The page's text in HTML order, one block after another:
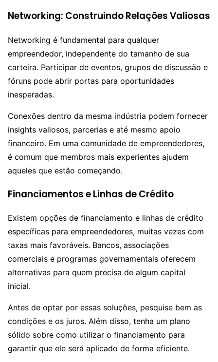
Networking: Construindo Relações Valiosas
Networking é fundamental para qualquer
empreendedor, independente do tamanho de sua
carteira. Participar de eventos, grupos de discussão e
fóruns pode abrir portas para oportunidades
inesperadas.
Conexões dentro da mesma indústria podem fornecer
insights valiosos, parcerias e até mesmo apoio
financeiro. Em uma comunidade de empreendedores,
é comum que membros mais experientes ajudem
aqueles que estão começando.
Financiamentos e Linhas de Crédito
Existem opções de financiamento e linhas de crédito
específicas para empreendedores, muitas vezes com
taxas mais favoráveis. Bancos, associações
comerciais e programas governamentais oferecem
alternativas para quem precisa de algum capital
inicial.
Antes de optar por essas soluções, pesquise bem as
condições e os juros. Além disso, tenha um plano
sólido sobre como utilizar o financiamento para
garantir que ele será aplicado de forma eficiente.